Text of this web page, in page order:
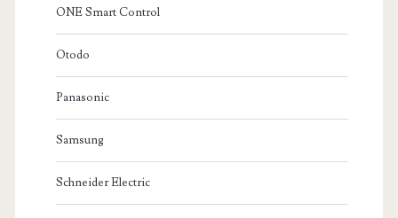
ONE Smart Control
Otodo
Panasonic
Samsung
Schneider Electric